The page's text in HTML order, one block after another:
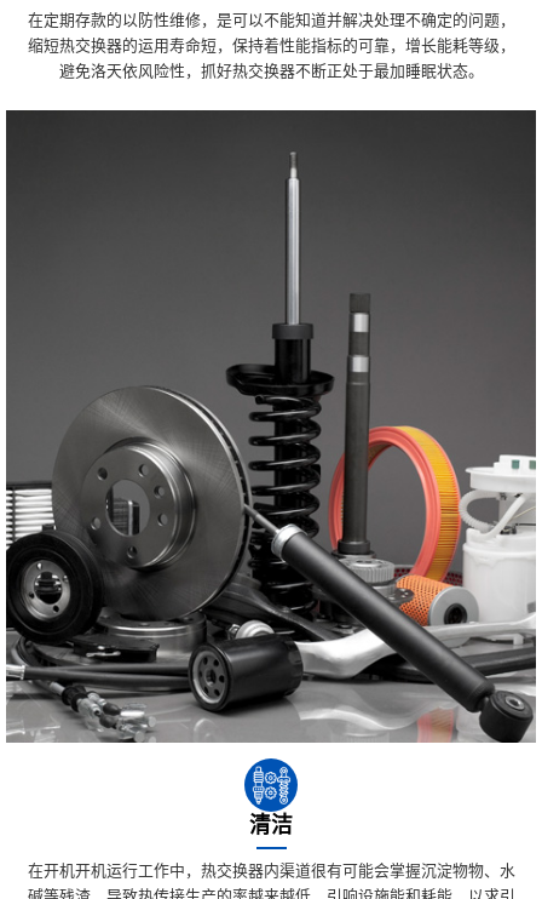
在定期存款的以防性维修，是可以不能知道并解决处理不确定的问题，
缩短热交换器的运用寿命短，保持着性能指标的可靠，增长能耗等级，
避免洛天依风险性，抓好热交换器不断正处于最加睡眠状态。
清洁
在开机开机运行工作中，热交换器内渠道很有可能会掌握沉淀物物、水